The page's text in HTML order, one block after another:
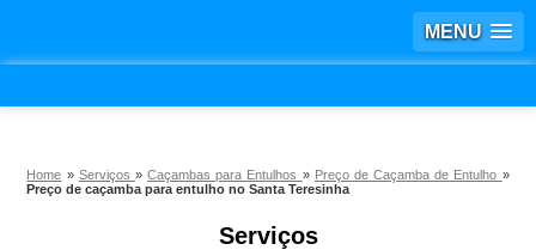
MENU
Home » Serviços »Caçambas para Entulhos » Preço de Caçamba de Entulho »
Preço de caçamba para entulho no Santa Teresinha
Serviços